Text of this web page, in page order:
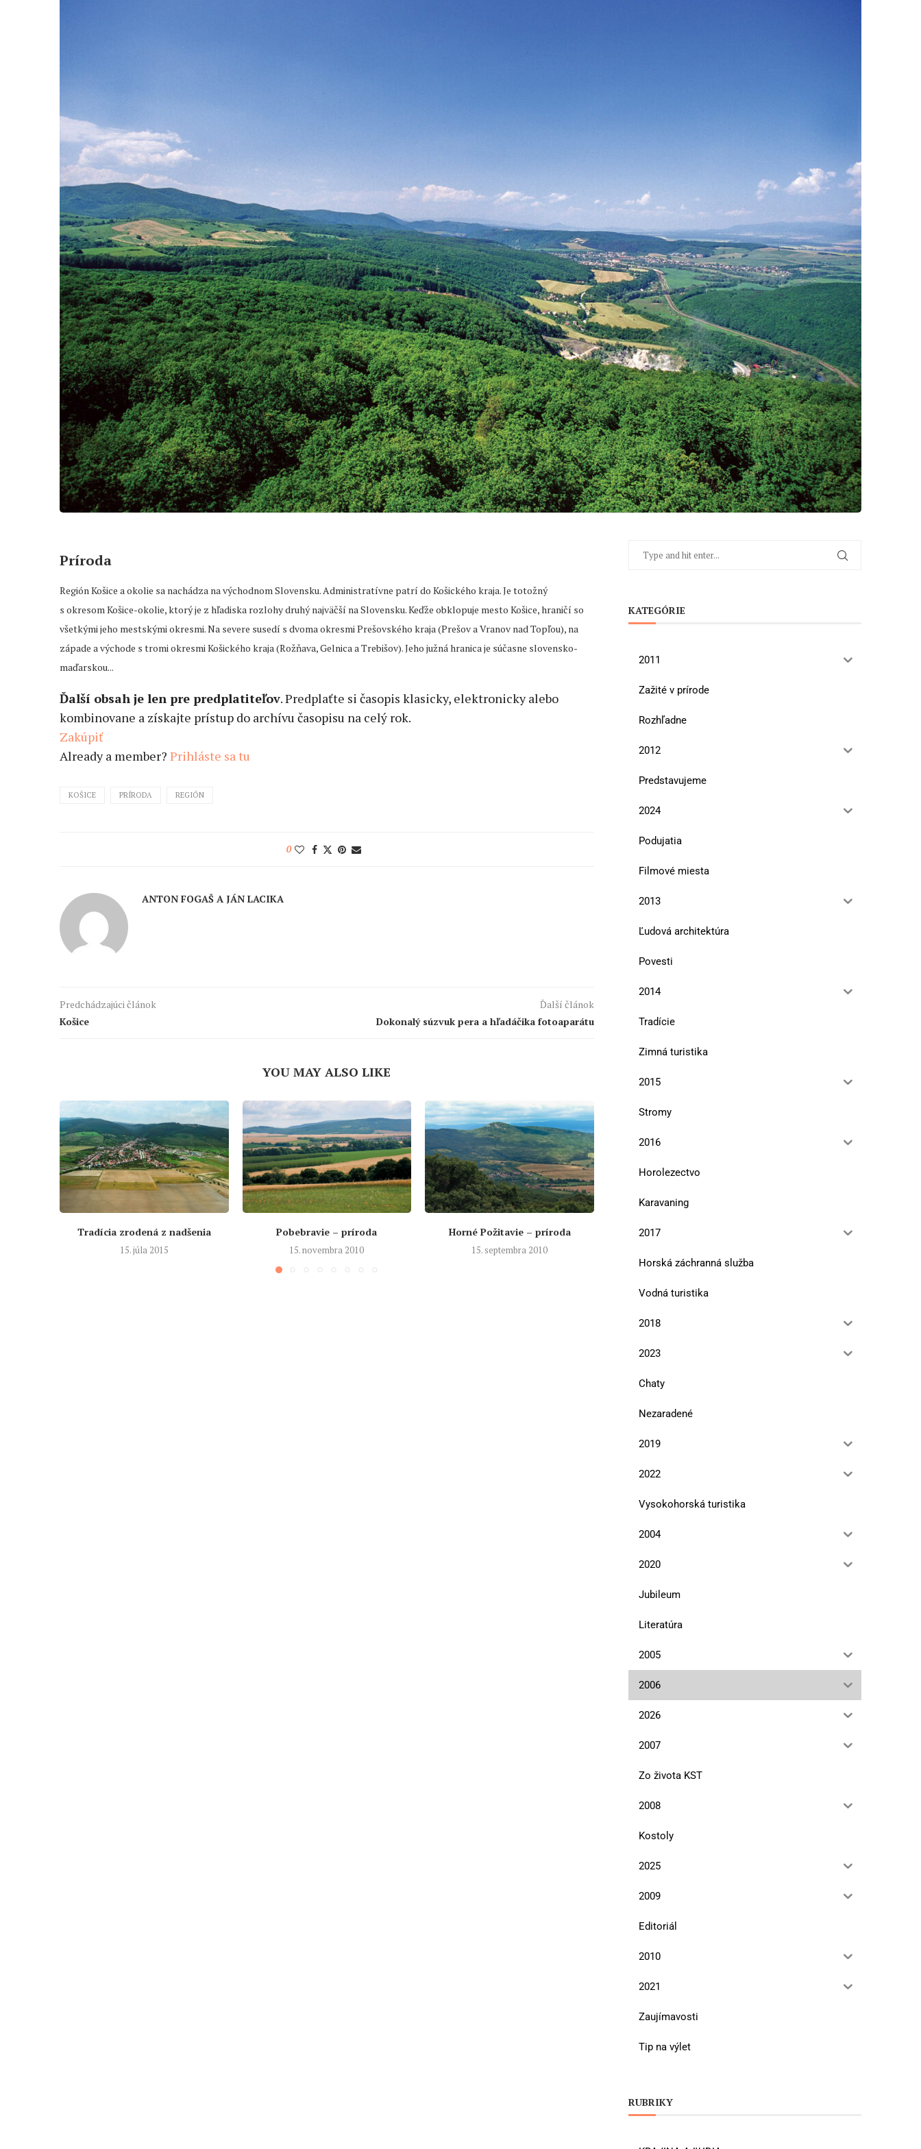
Príroda
Región Košice a okolie sa nachádza na východnom Slovensku. Administratívne patrí do Košického kraja. Je totožný
s okresom Košice-okolie, ktorý je z hľadiska rozlohy druhý najväčší na Slovensku. Keďže obklopuje mesto Košice, hraničí so
všetkými jeho mestskými okresmi. Na severe susedí s dvoma okresmi Prešovského kraja (Prešov a Vranov nad Topľou), na
západe a východe s tromi okresmi Košického kraja (Rožňava, Gelnica a Trebišov). Jeho južná hranica je súčasne slovensko-
maďarskou...
Ďalší obsah je len pre predplatiteľov. Predplaťte si časopis klasicky, elektronicky alebo
kombinovane a získajte prístup do archívu časopisu na celý rok.
Zakúpiť
Already a member? Prihláste sa tu
KOŠICE PRÍRODA REGIÓN
0
ANTON FOGAŠ A JÁN LACIKA
Predchádzajúci článok
Košice
Ďalší článok
Dokonalý súzvuk pera a hľadáčika fotoaparátu
YOU MAY ALSO LIKE
Tradícia zrodená z nadšenia
15. júla 2015
Pobebravie – príroda
15. novembra 2010
Horné Požitavie – príroda
15. septembra 2010
Južný Spiš – príroda
Podjavorinsko –
KATEGÓRIE
2011
Zažité v prírode
Rozhľadne
2012
Predstavujeme
2024
Podujatia
Filmové miesta
2013
Ľudová architektúra
Povesti
2014
Tradície
Zimná turistika
2015
Stromy
2016
Horolezectvo
Karavaning
2017
Horská záchranná služba
Vodná turistika
2018
2023
Chaty
Nezaradené
2019
2022
Vysokohorská turistika
2004
2020
Jubileum
Literatúra
2005
2006
2026
2007
Zo života KST
2008
Kostoly
2025
2009
Editoriál
2010
2021
Zaujímavosti
Tip na výlet
RUBRIKY